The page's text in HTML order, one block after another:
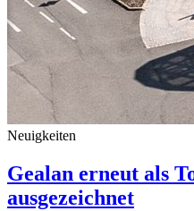
Neuigkeiten
Gealan erneut als
ausgezeichnet